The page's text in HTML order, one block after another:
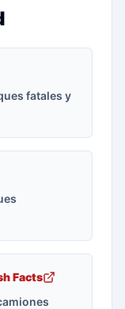
fatales y
Facts